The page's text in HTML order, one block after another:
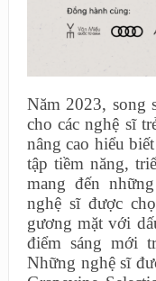
Năm 2023, song
cho các nghệ sĩ
nâng cao hiểu
tập tiềm năng,
mang đến
nghệ sĩ được
gương mặt với
điểm sáng mới
Những nghệ sĩ